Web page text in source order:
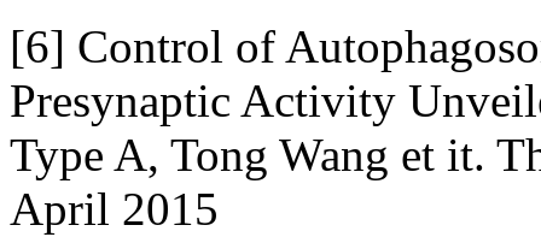
[6] Control of
Presynaptic Activity
Type A, Tong Wang et it.
April 2015